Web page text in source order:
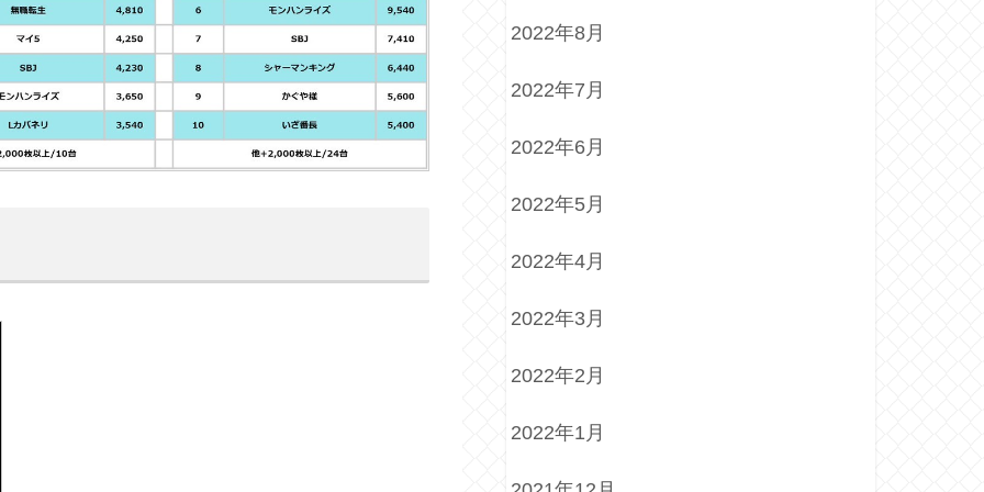
2022年8月
2022年7月
2022年6月
2022年5月
2022年4月
2022年3月
2022年2月
2022年1月